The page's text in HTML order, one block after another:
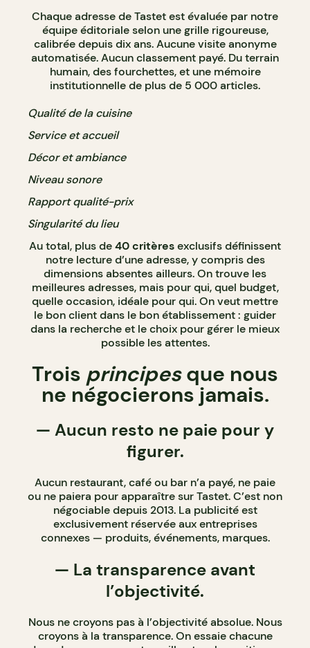
Chaque adresse de Tastet est évaluée par notre
équipe éditoriale selon une grille rigoureuse,
calibrée depuis dix ans. Aucune visite anonyme
automatisée. Aucun classement payé. Du terrain
humain, des fourchettes, et une mémoire
institutionnelle de plus de 5 000 articles.
Qualité de la cuisine
Service et accueil
Décor et ambiance
Niveau sonore
Rapport qualité-prix
Singularité du lieu
Au total, plus de40 critèresexclusifs définissent
notre lecture d’une adresse, y compris des
dimensions absentes ailleurs. On trouve les
meilleures adresses, mais pour qui, quel budget,
quelle occasion, idéale pour qui. On veut mettre
le bon client dans le bon établissement : guider
dans la recherche et le choix pour gérer le mieux
possible les attentes.
Trois principesque nous
ne négocierons jamais.
— Aucun resto ne paie pour y
figurer.
Aucun restaurant, café ou bar n’a payé, ne paie
ou ne paiera pour apparaître sur Tastet. C’est non
négociable depuis 2013. La publicité est
exclusivement réservée aux entreprises
connexes — produits, événements, marques.
— La transparence avant
l’objectivité.
Nous ne croyons pas à l’objectivité absolue. Nous
croyons à la transparence. On essaie chacune